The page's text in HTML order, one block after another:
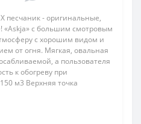
песчаник - оригинальные,
с большим смотровым
с хорошим видом и
от огня. Мягкая, овальная
а пользователя
к обогреву при
м3 Верхняя точка